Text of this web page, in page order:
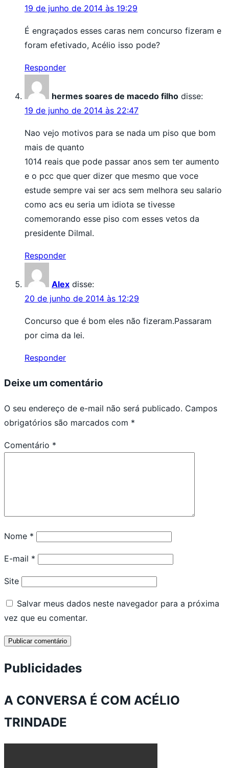
19 de junho de 2014 às 19:29
É engraçados esses caras nem concurso fizeram e
foram efetivado, Acélio isso pode?
Responder
hermes soares de macedo filho disse:
19 de junho de 2014 às 22:47
Nao vejo motivos para se nada um piso que bom
mais de quanto
1014 reais que pode passar anos sem ter aumento
e o pcc que quer dizer que mesmo que voce
estude sempre vai ser acs sem melhora seu salario
como acs eu seria um idiota se tivesse
comemorando esse piso com esses vetos da
presidente Dilmal.
Responder
Alex disse:
20 de junho de 2014 às 12:29
Concurso que é bom eles não fizeram.Passaram
por cima da lei.
Responder
Deixe um comentário
O seu endereço de e-mail não será publicado. Campos
obrigatórios são marcados com *
Comentário *
Nome *
E-mail *
Site
Salvar meus dados neste navegador para a próxima
vez que eu comentar.
Publicidades
A CONVERSA É COM ACÉLIO
TRINDADE